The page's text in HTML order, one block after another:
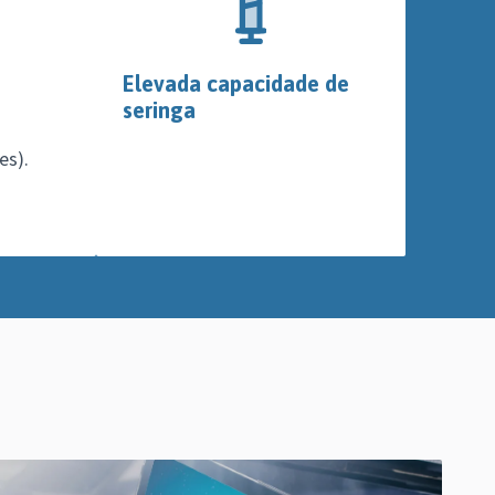
Elevada capacidade de
seringa